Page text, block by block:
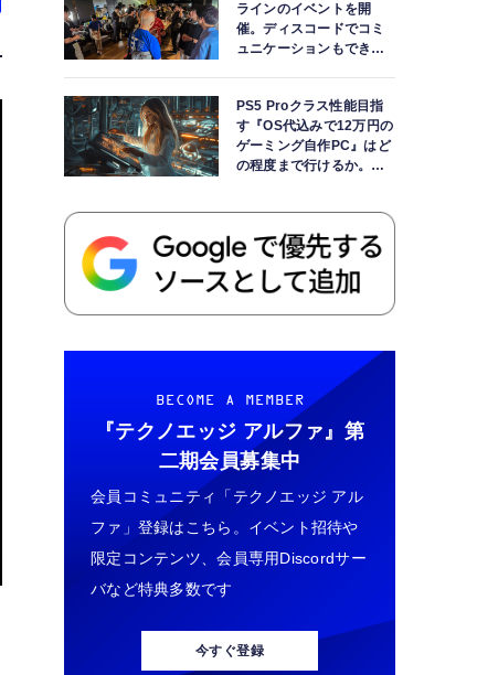
ラインのイベントを開
催。ディスコードでコミ
ュニケーションもできま
PS5 Proクラス性能目指
す『OS代込みで12万円の
ゲーミング自作PC』はど
の程度まで行けるか。
BECOME A MEMBER
『テクノエッジ アルファ』 第
二期会員募集中
会員コミュニティ「テクノエッジ アル
ファ」登録はこちら。イベント招待や
限定コンテンツ、会員専用Discordサー
バなど特典多数です
今すぐ登録